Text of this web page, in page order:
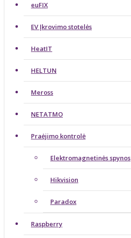
euFIX
EV Įkrovimo stotelės
HeatIT
HELTUN
Meross
NETATMO
Praėjimo kontrolė
Elektromagnetinės spynos
Hikvision
Paradox
Raspberry